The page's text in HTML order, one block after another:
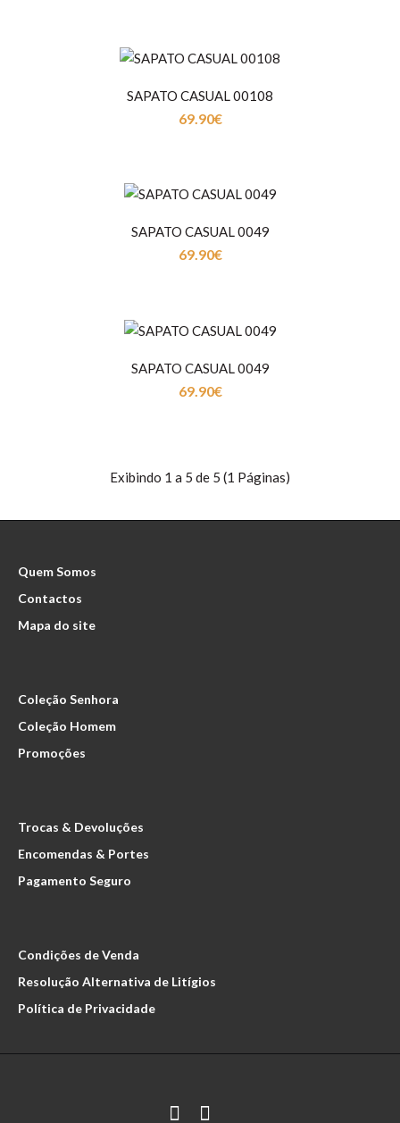
69.90€
69.90€
Sapato Homem em PeleForro em TêxtilPalmilha em
Sapato Homem em PeleForro em PelePalmilha em Pele..
SAPATO CASUAL 00108
69.90€
SAPATO CASUAL 0049
69.90€
SAPATO CASUAL 0049
69.90€
Exibindo 1 a 5 de 5 (1 Páginas)
Quem Somos
Contactos
Mapa do site
Coleção Senhora
Coleção Homem
Promoções
Trocas & Devoluções
Encomendas & Portes
Pagamento Seguro
Condições de Venda
Resolução Alternativa de Litígios
Política de Privacidade